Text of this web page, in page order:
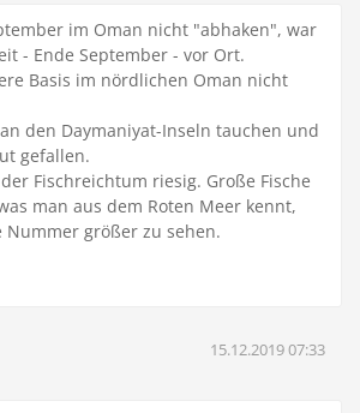
im Oman nicht "abhaken", war
- Ende September - vor Ort.
Basis im nördlichen Oman nicht
den Daymaniyat-Inseln tauchen und
gefallen.
Fischreichtum riesig. Große Fische
man aus dem Roten Meer kennt,
Nummer größer zu sehen.
15.12.2019 07:33